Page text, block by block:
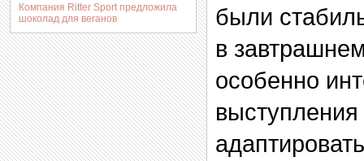
Компания Ritter Sport предложила
шоколад для веганов
были
в
особенно